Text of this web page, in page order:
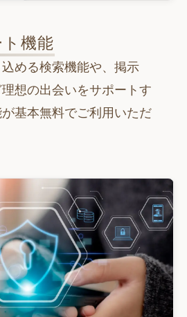
機能
める検索機能や、掲示
想の出会いをサポートす
基本無料でご利用いただ